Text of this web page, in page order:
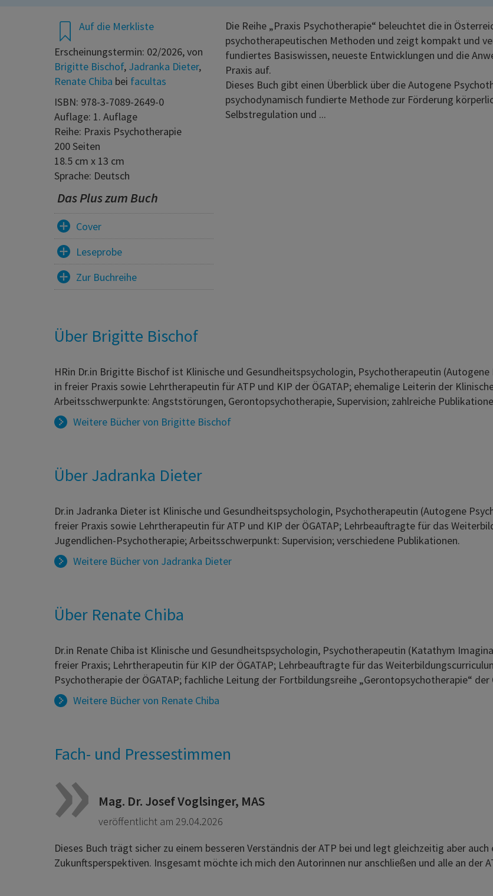
Auf die Merkliste
Erscheinungstermin: 02/2026, von
Brigitte Bischof, Jadranka Dieter,
Renate Chiba bei facultas
ISBN: 978-3-7089-2649-0
Auflage: 1. Auflage
Reihe: Praxis Psychotherapie
200 Seiten
18.5 cm x 13 cm
Sprache: Deutsch
Das Plus zum Buch
Cover
Leseprobe
Zur Buchreihe
Die Reihe „Praxis Psychotherapie“ beleuchtet die in
psychotherapeutischen Methoden und zeigt kompakt und
fundiertes Basiswissen, neueste Entwicklungen und die
Praxis auf.
Dieses Buch gibt einen Überblick über die Autogene
psychodynamisch fundierte Methode zur Förderung
Selbstregulation und ...
Über Brigitte Bischof
HRin Dr.in Brigitte Bischof ist Klinische und Gesundheitspsychologin, Psychotherapeutin
in freier Praxis sowie Lehrtherapeutin für ATP und KIP der ÖGATAP; ehemalige Leiterin der
Arbeitsschwerpunkte: Angststörungen, Gerontopsychotherapie, Supervision; zahlreiche
Weitere Bücher von Brigitte Bischof
Über Jadranka Dieter
Dr.in Jadranka Dieter ist Klinische und Gesundheitspsychologin, Psychotherapeutin (Autogene
freier Praxis sowie Lehrtherapeutin für ATP und KIP der ÖGATAP; Lehrbeauftragte für das
Jugendlichen-Psychotherapie; Arbeitsschwerpunkt: Supervision; verschiedene Publikationen.
Weitere Bücher von Jadranka Dieter
Über Renate Chiba
Dr.in Renate Chiba ist Klinische und Gesundheitspsychologin, Psychotherapeutin (Katathym
freier Praxis; Lehrtherapeutin für KIP der ÖGATAP; Lehrbeauftragte für das
Psychotherapie der ÖGATAP; fachliche Leitung der Fortbildungsreihe „Gerontopsychotherapie“ der
Weitere Bücher von Renate Chiba
Fach- und Pressestimmen
Mag. Dr. Josef Voglsinger, MAS
veröffentlicht am 29.04.2026
Dieses Buch trägt sicher zu einem besseren Verständnis der ATP bei und legt gleichzeitig aber
Zukunftsperspektiven. Insgesamt möchte ich mich den Autorinnen nur anschließen und alle an der